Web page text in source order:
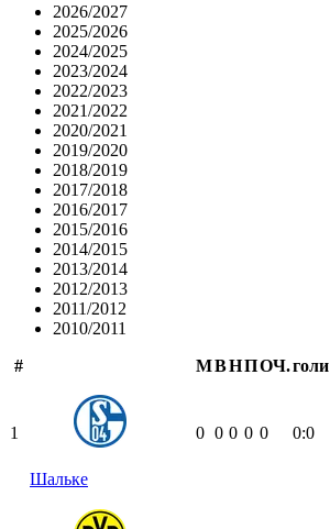
2026/2027
2025/2026
2024/2025
2023/2024
2022/2023
2021/2022
2020/2021
2019/2020
2018/2019
2017/2018
2016/2017
2015/2016
2014/2015
2013/2014
2012/2013
2011/2012
2010/2011
#
МВНПОЧ.голи
1
Шальке
0 0 0 0 0 0:0